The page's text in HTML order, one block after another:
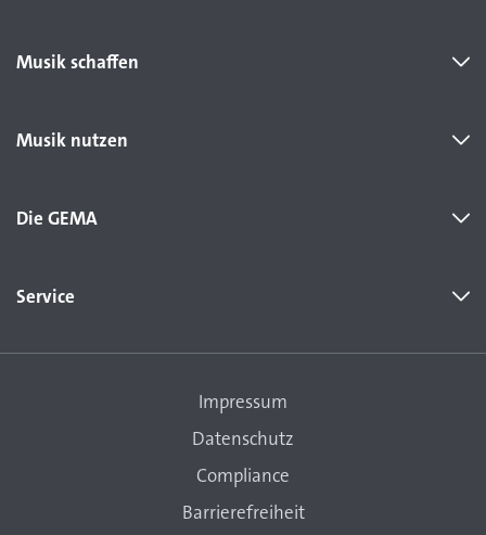
Musik schaffen
Musik nutzen
Die GEMA
Service
Impressum
Datenschutz
Compliance
Barrierefreiheit